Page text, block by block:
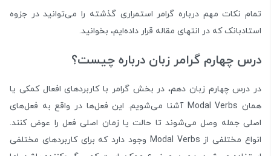
تمام نکات مهم درباره گرامر استمراری گذشته را می‌توانید در جزوه
استادبانک که در انتهای مقاله قرار داد‌ه‌ایم، بخوانید.
درس چهارم گرامر زبان درباره چیست؟
در درس چهارم زبان دهم، در بخش گرامر با کاربردهای افعال کمکی یا
همان Modal Verbs آشنا می‌شویم. این فعل‌ها در واقع به فعل‌های
اصلی جمله وصل می‌شوند تا حالت یا زمان اصلی فعل را عوض کنند.
انواع مختلفی از Modal Verbs وجود دارد که برای کاربردهای مختلفی